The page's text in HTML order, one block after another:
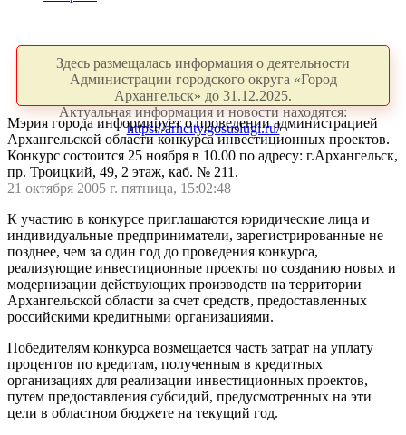
Здесь размещалась информация о деятельности
Администрации городского округа «Город
Архангельск» до 31.12.2025.
Актуальная информация и новости находятся:
https://arhcity.gosuslugi.ru/
Мэрия города информирует о проведении администрацией
Архангельской области конкурса инвестиционных проектов.
Конкурс состоится 25 ноября в 10.00 по адресу: г.Архангельск,
пр. Троицкий, 49, 2 этаж, каб. № 211.
21 октября 2005 г. пятница, 15:02:48
К участию в конкурсе приглашаются юридические лица и
индивидуальные предприниматели, зарегистрированные не
позднее, чем за один год до проведения конкурса,
реализующие инвестиционные проекты по созданию новых и
модернизации действующих производств на территории
Архангельской области за счет средств, предоставленных
российскими кредитными организациями.
Победителям конкурса возмещается часть затрат на уплату
процентов по кредитам, полученным в кредитных
организациях для реализации инвестиционных проектов,
путем предоставления субсидий, предусмотренных на эти
цели в областном бюджете на текущий год.